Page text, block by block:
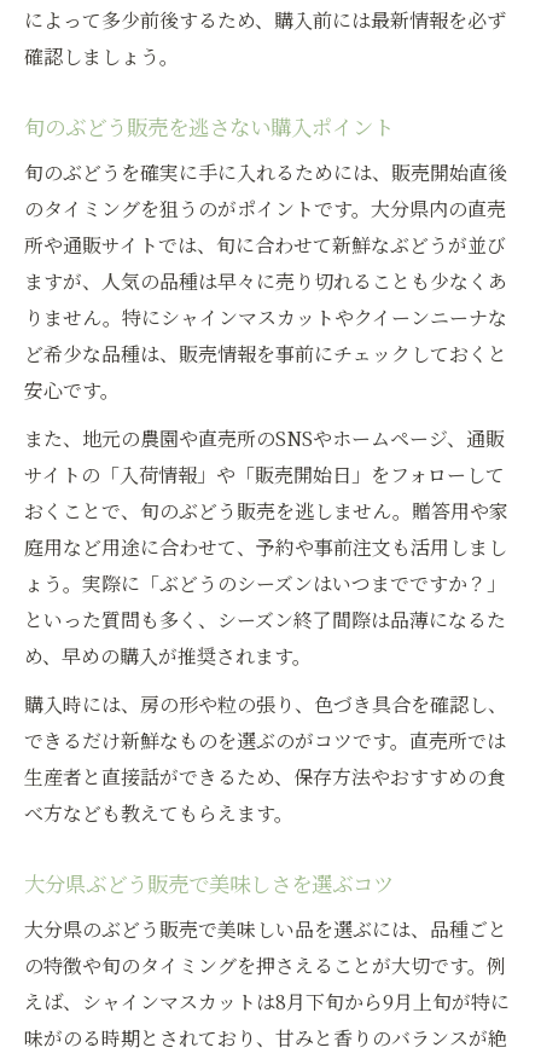
によって多少前後するため、購入前には最新情報を必ず
確認しましょう。
旬のぶどう販売を逃さない購入ポイント
旬のぶどうを確実に手に入れるためには、販売開始直後
のタイミングを狙うのがポイントです。大分県内の直売
所や通販サイトでは、旬に合わせて新鮮なぶどうが並び
ますが、人気の品種は早々に売り切れることも少なくあ
りません。特にシャインマスカットやクイーンニーナな
ど希少な品種は、販売情報を事前にチェックしておくと
安心です。
また、地元の農園や直売所のSNSやホームページ、通販
サイトの「入荷情報」や「販売開始日」をフォローして
おくことで、旬のぶどう販売を逃しません。贈答用や家
庭用など用途に合わせて、予約や事前注文も活用しまし
ょう。実際に「ぶどうのシーズンはいつまでですか？」
といった質問も多く、シーズン終了間際は品薄になるた
め、早めの購入が推奨されます。
購入時には、房の形や粒の張り、色づき具合を確認し、
できるだけ新鮮なものを選ぶのがコツです。直売所では
生産者と直接話ができるため、保存方法やおすすめの食
べ方なども教えてもらえます。
大分県ぶどう販売で美味しさを選ぶコツ
大分県のぶどう販売で美味しい品を選ぶには、品種ごと
の特徴や旬のタイミングを押さえることが大切です。例
えば、シャインマスカットは8月下旬から9月上旬が特に
味がのる時期とされており、甘みと香りのバランスが絶